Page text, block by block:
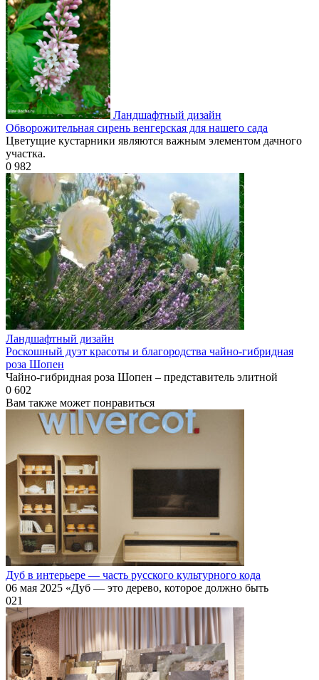
Ландшафтный дизайн
Обворожительная сирень венгерская для нашего сада
Цветущие кустарники являются важным элементом дачного
участка.
0 982
Ландшафтный дизайн
Роскошный дуэт красоты и благородства чайно-гибридная
роза Шопен
Чайно-гибридная роза Шопен – представитель элитной
0 602
Вам также может понравиться
Дуб в интерьере — часть русского культурного кода
06 мая 2025 «Дуб — это дерево, которое должно быть
021